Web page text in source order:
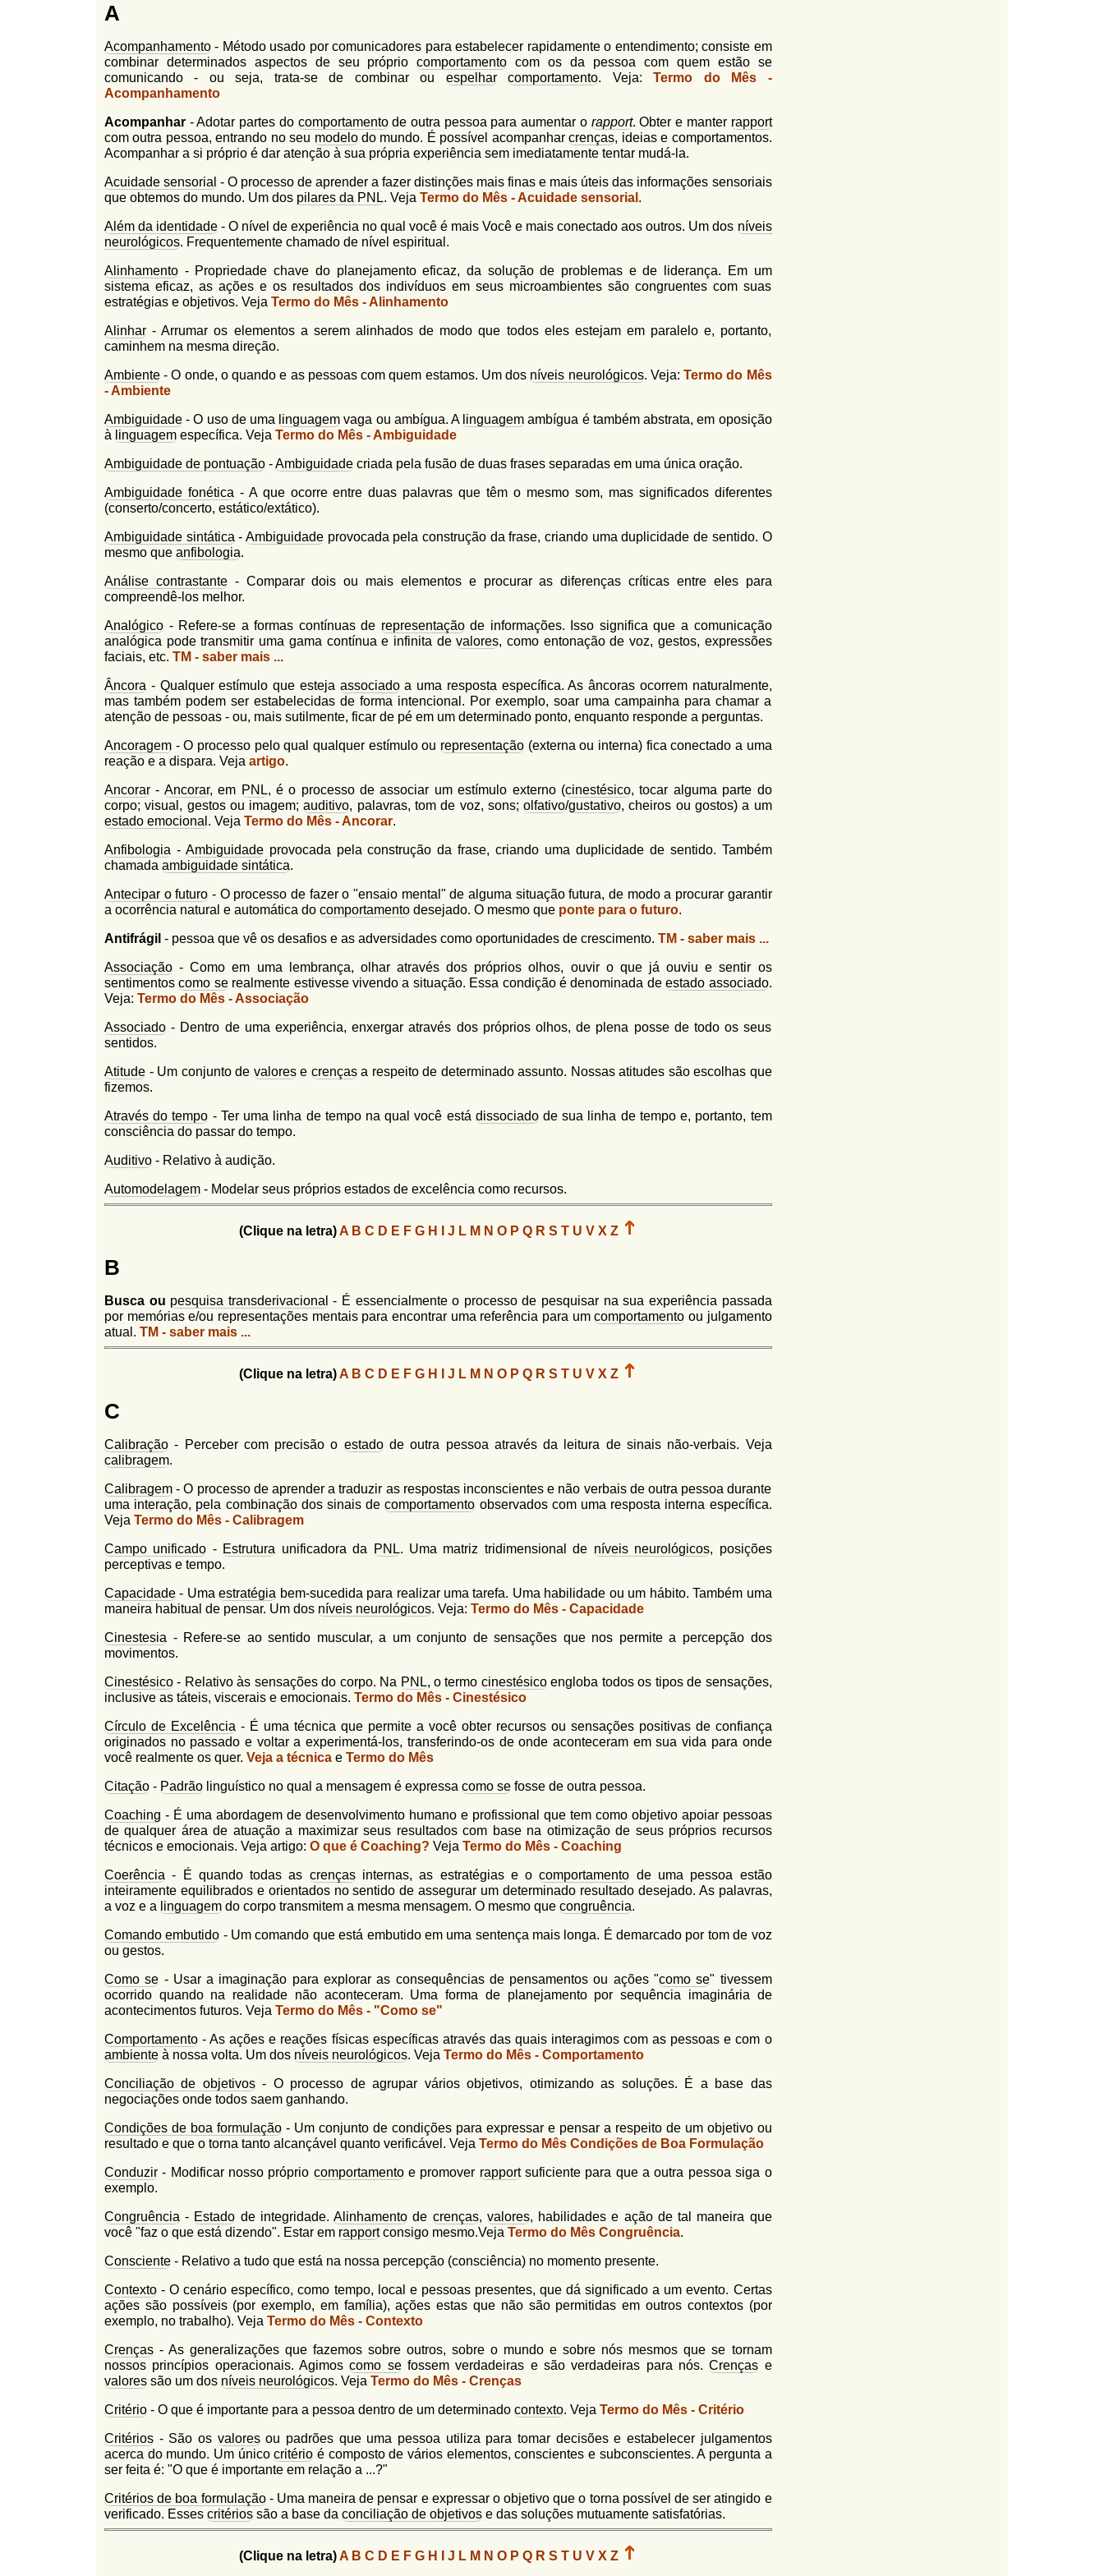
r
i
o
d
e
b
s
c
a
l
i
n
h
o
A
Acompanhamento - Método usado por comunicadores para estabelecer rapidamente o entendimento; consiste em
combinar determinados aspectos de seu própriocomportamento com os da pessoa com quem estão se
comunicando - ou seja, trata-se de combinar ou espelhar comportamento. Veja:Termo do Mês -
Acompanhamento
Acompanhar - Adotar partes do comportamentode outra pessoa para aumentar o rapport. Obter e manter rapport
com outra pessoa, entrando no seu modelodo mundo. É possível acompanharcrenças, ideias e comportamentos.
Acompanhar a si próprio é dar atenção à sua própria experiência sem imediatamente tentar mudá-la.
Acuidade sensorial - O processo de aprender a fazer distinções mais finas e mais úteis das informações sensoriais
que obtemos do mundo. Um dos pilares da PNL. Veja Termo do Mês - Acuidade sensorial .
Além da identidade - O nível de experiência no qual você é mais Você e mais conectado aos outros. Um dos níveis
neurológicos. Frequentemente chamado de nível espiritual.
Alinhamento - Propriedade chave do planejamento eficaz, da solução de problemas e de liderança. Em um
sistema eficaz, as ações e os resultados dos indivíduos em seus microambientes são congruentes com suas
estratégias e objetivos. Veja Termo do Mês - Alinhamento
Alinhar - Arrumar os elementos a serem alinhados de modo que todos eles estejam em paralelo e, portanto,
caminhem na mesma direção.
Ambiente - O onde, o quando e as pessoas com quem estamos. Um dos níveis neurológicos. Veja:Termo do Mês
- Ambiente
Ambiguidade - O uso de uma linguagem vaga ou ambígua. A linguagem ambígua é também abstrata, em oposição
à linguagem específica. Veja Termo do Mês - Ambiguidade
Ambiguidade de pontuação -Ambiguidade criada pela fusão de duas frases separadas em uma única oração.
Ambiguidade fonética- A que ocorre entre duas palavras que têm o mesmo som, mas significados diferentes
(conserto/concerto, estático/extático).
Ambiguidade sintática -Ambiguidade provocada pela construção da frase, criando uma duplicidade de sentido. O
mesmo que anfibologia.
Análise contrastante- Comparar dois ou mais elementos e procurar as diferenças críticas entre eles para
compreendê-los melhor.
Analógico - Refere-se a formas contínuas de representaçãode informações. Isso significa que a comunicação
analógica pode transmitir uma gama contínua e infinita devalores, como entonação de voz, gestos, expressões
faciais, etc. TM - saber mais ...
Âncora - Qualquer estímulo que esteja associadoa uma resposta específica. As âncoras ocorrem naturalmente,
mas também podem ser estabelecidas de forma intencional. Por exemplo, soar uma campainha para chamar a
atenção de pessoas - ou, mais sutilmente, ficar de pé em um determinado ponto, enquanto responde a perguntas.
Ancoragem - O processo pelo qual qualquer estímulo ou representação(externa ou interna) fica conectado a uma
reação e a dispara. Veja artigo.
Ancorar - Ancorar, em PNL, é o processo de associar um estímulo externo (cinestésico, tocar alguma parte do
corpo; visual, gestos ou imagem;auditivo, palavras, tom de voz, sons;olfativo/gustativo, cheiros ou gostos) a um
estado emocional. Veja Termo do Mês - Ancorar.
Anfibologia - Ambiguidadeprovocada pela construção da frase, criando uma duplicidade de sentido. Também
chamada ambiguidade sintática.
Antecipar o futuro - O processo de fazer o "ensaio mental" de alguma situação futura, de modo a procurar garantir
a ocorrência natural e automática do comportamento desejado. O mesmo que ponte para o futuro.
Antifrágil - pessoa que vê os desafios e as adversidades como oportunidades de crescimento. TM - saber mais ...
Associação - Como em uma lembrança, olhar através dos próprios olhos, ouvir o que já ouviu e sentir os
sentimentoscomo serealmente estivesse vivendo a situação. Essa condição é denominada deestado associado.
Veja: Termo do Mês - Associação
Associado - Dentro de uma experiência, enxergar através dos próprios olhos, de plena posse de todo os seus
sentidos.
Atitude - Um conjunto de valorese crençasa respeito de determinado assunto. Nossas atitudes são escolhas que
fizemos.
Através do tempo - Ter uma linha de tempo na qual você está dissociadode sua linha de tempo e, portanto, tem
consciência do passar do tempo.
Auditivo - Relativo à audição.
Automodelagem - Modelar seus próprios estados de excelência como recursos.
(Clique na letra)A B C D E F G H J L M N O P Q R S T U V X Z
B
Busca ou pesquisa transderivacional - É essencialmente o processo de pesquisar na sua experiência passada
por memórias e/ou representações mentais para encontrar uma referência para umcomportamento ou julgamento
atual. TM - saber mais ...
(Clique na letra)A B C D E F G H J L M N O P Q R S T U V X Z
C
Calibração - Perceber com precisão o estadode outra pessoa através da leitura de sinais não-verbais. Veja
calibragem.
Calibragem - O processo de aprender a traduzir as respostas inconscientes e não verbais de outra pessoa durante
uma interação, pela combinação dos sinais decomportamento observados com uma resposta interna específica.
Veja Termo do Mês - Calibragem
Campo unificado - Estrutura unificadora da PNL. Uma matriz tridimensional de níveis neurológicos, posições
perceptivas e tempo.
Capacidade - Umaestratégia bem-sucedida para realizar uma tarefa. Uma habilidade ou um hábito. Também uma
maneira habitual de pensar. Um dos níveis neurológicos. Veja: Termo do Mês - Capacidade
Cinestesia - Refere-se ao sentido muscular, a um conjunto de sensações que nos permite a percepção dos
movimentos.
Cinestésico - Relativo às sensações do corpo. Na PNL, o termo cinestésicoengloba todos os tipos de sensações,
inclusive as táteis, viscerais e emocionais. Termo do Mês - Cinestésico
Círculo de Excelência- É uma técnica que permite a você obter recursos ou sensações positivas de confiança
originados no passado e voltar a experimentá-los, transferindo-os de onde aconteceram em sua vida para onde
você realmente os quer. Veja a técnica e Termo do Mês
Citação - Padrão linguístico no qual a mensagem é expressa como se fosse de outra pessoa.
Coaching - É uma abordagem de desenvolvimento humano e profissional que tem como objetivo apoiar pessoas
de qualquer área de atuação a maximizar seus resultados com base na otimização de seus próprios recursos
técnicos e emocionais. Veja artigo: O que é Coaching? Veja Termo do Mês - Coaching
Coerência - É quando todas as crençasinternas, as estratégias e ocomportamento de uma pessoa estão
inteiramente equilibrados e orientados no sentido de assegurar um determinado resultado desejado. As palavras,
a voz e a linguagem do corpo transmitem a mesma mensagem. O mesmo que congruência.
Comando embutido - Um comando que está embutido em uma sentença mais longa. É demarcado por tom de voz
ou gestos.
Como se - Usar a imaginação para explorar as consequências de pensamentos ou ações "como se" tivessem
ocorrido quando na realidade não aconteceram. Uma forma de planejamento por sequência imaginária de
acontecimentos futuros. Veja Termo do Mês - "Como se"
Comportamento - As ações e reações físicas específicas através das quais interagimos com as pessoas e com o
ambiente à nossa volta. Um dos níveis neurológicos. Veja Termo do Mês - Comportamento
Conciliação de objetivos- O processo de agrupar vários objetivos, otimizando as soluções. É a base das
negociações onde todos saem ganhando.
Condições de boa formulação- Um conjunto de condições para expressar e pensar a respeito de um objetivo ou
resultado e que o torna tanto alcançável quanto verificável. Veja Termo do Mês Condições de Boa Formulação
Conduzir - Modificar nosso próprio comportamentoe promover rapportsuficiente para que a outra pessoa siga o
exemplo.
Congruência - Estado de integridade.Alinhamento de crenças, valores, habilidades e ação de tal maneira que
você "faz o que está dizendo". Estar em rapportconsigo mesmo.Veja Termo do Mês Congruência.
Consciente - Relativo a tudo que está na nossa percepção (consciência) no momento presente.
Contexto - O cenário específico, como tempo, local e pessoas presentes, que dá significado a um evento. Certas
ações são possíveis (por exemplo, em família), ações estas que não são permitidas em outros contextos (por
exemplo, no trabalho). Veja Termo do Mês - Contexto
Crenças - As generalizações que fazemos sobre outros, sobre o mundo e sobre nós mesmos que se tornam
nossos princípios operacionais. Agimoscomo sefossem verdadeiras e são verdadeiras para nós.Crenças e
valores são um dos níveis neurológicos. Veja Termo do Mês - Crenças
Critério - O que é importante para a pessoa dentro de um determinado contexto. Veja Termo do Mês - Critério
Critérios - São os valoresou padrões que uma pessoa utiliza para tomar decisões e estabelecer julgamentos
acerca do mundo. Um únicocritério é composto de vários elementos, conscientes e subconscientes. A pergunta a
ser feita é: "O que é importante em relação a ...?"
Critérios de boa formulação- Uma maneira de pensar e expressar o objetivo que o torna possível de ser atingido e
verificado. Esses critérios são a base da conciliação de objetivos e das soluções mutuamente satisfatórias.
(Clique na letra)A B C D E F G H J L M N O P Q R S T U V X Z